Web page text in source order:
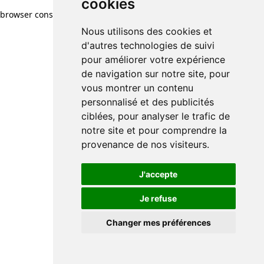
cookies
Nous utilisons des cookies et
d'autres technologies de suivi
pour améliorer votre expérience
de navigation sur notre site, pour
vous montrer un contenu
personnalisé et des publicités
ciblées, pour analyser le trafic de
notre site et pour comprendre la
provenance de nos visiteurs.
J'accepte
Je refuse
Changer mes préférences
browser console for more information)